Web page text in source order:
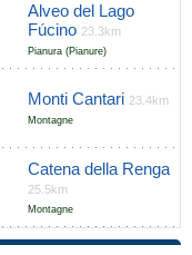
Alveo del Lago
Fúcino 23.3km
Pianura (Pianure)
Monti Cantari 23.4km
Montagne
Catena della Renga
25.5km
Montagne